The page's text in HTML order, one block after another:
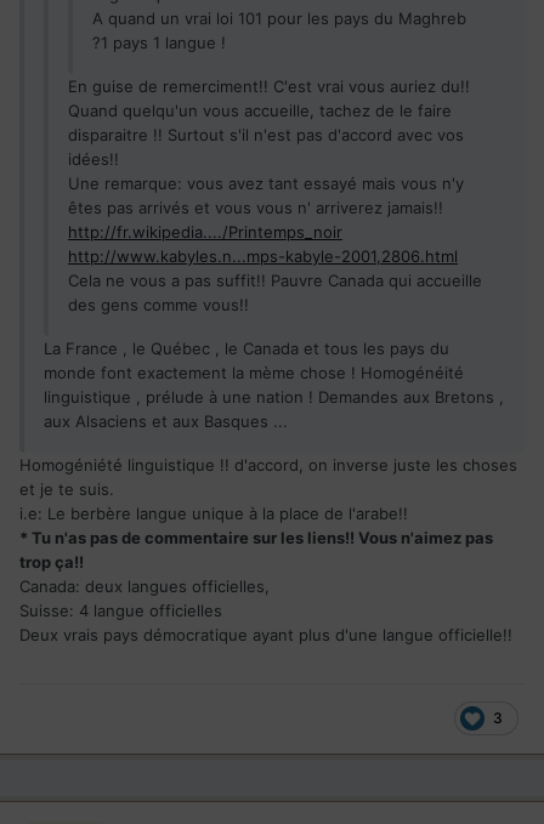
A quand un vrai loi 101 pour les pays du Maghreb
?1 pays 1 langue !
En guise de remerciment!! C'est vrai vous auriez du!!
Quand quelqu'un vous accueille, tachez de le faire
disparaitre !! Surtout s'il n'est pas d'accord avec vos
idées!!
Une remarque: vous avez tant essayé mais vous n'y
êtes pas arrivés et vous vous n' arriverez jamais!!
http://fr.wikipedia..../Printemps_noir
http://www.kabyles.n...mps-kabyle-2001,2806.html
Cela ne vous a pas suffit!! Pauvre Canada qui accueille
des gens comme vous!!
La France , le Québec , le Canada et tous les pays du
monde font exactement la mème chose ! Homogénéité
linguistique , prélude à une nation ! Demandes aux Bretons ,
aux Alsaciens et aux Basques ...
Homogéniété linguistique !! d'accord, on inverse juste les choses
et je te suis.
i.e: Le berbère langue unique à la place de l'arabe!!
* Tu n'as pas de commentaire sur les liens!! Vous n'aimez pas
trop ça!!
Canada: deux langues officielles,
Suisse: 4 langue officielles
Deux vrais pays démocratique ayant plus d'une langue officielle!!
3